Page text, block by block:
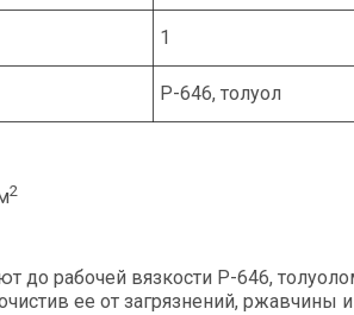
1
Р-646, толуол
2
до рабочей вязкости Р-646,
ее от загрязнений, ржавчины